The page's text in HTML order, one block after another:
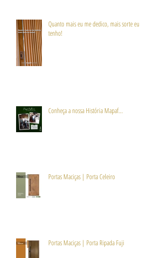
Quanto mais eu me dedico, mais sorte eu
tenho!
Conheça a nossa História Mapaf...
Portas Maciças | Porta Celeiro
Portas Maciças | Porta Ripada Fuji